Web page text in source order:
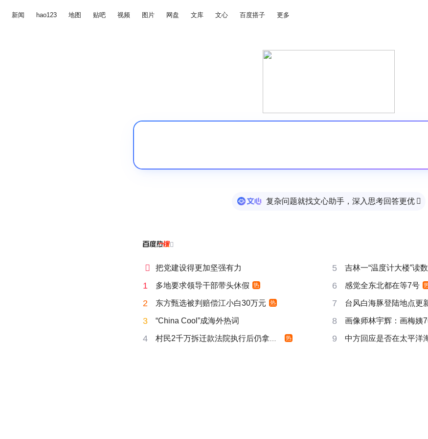
新闻 hao123 地图 贴吧 视频 图片 网盘 文库 文心 百度搭子 更多
复杂问题就找文心助手，深入思考回答更优 

 把党建设得更加坚强有力 5 吉林一“温度计大楼”读
1 多地要求领导干部带头休假 热 6 感觉全东北都在等7号
2 东方甄选被判赔偿江小白30万元 热 7 台风白海豚登陆地点更
3 “China Cool”成海外热词 8 画像师林宇辉：画梅姨
4 村民2千万拆迁款法院执行后仍拿不到 热 9 中方回应是否在太平洋